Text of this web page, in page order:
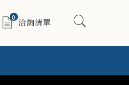
0
洽詢清單